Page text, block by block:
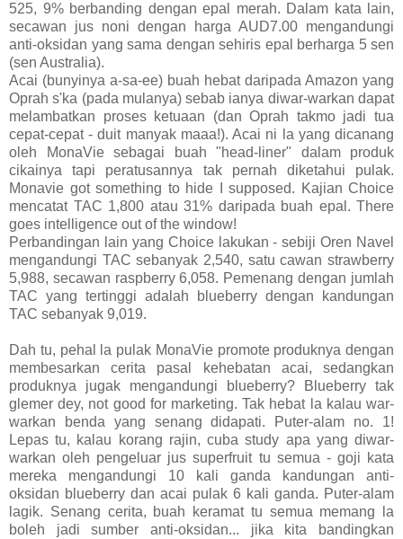
525, 9% berbanding dengan epal merah. Dalam kata lain,
secawan jus noni dengan harga AUD7.00 mengandungi
anti-oksidan yang sama dengan sehiris epal berharga 5 sen
(sen Australia).
Acai (bunyinya a-sa-ee) buah hebat daripada Amazon yang
Oprah s'ka (pada mulanya) sebab ianya diwar-warkan dapat
melambatkan proses ketuaan (dan Oprah takmo jadi tua
cepat-cepat - duit manyak maaa!). Acai ni la yang dicanang
oleh MonaVie sebagai buah "head-liner" dalam produk
cikainya tapi peratusannya tak pernah diketahui pulak.
Monavie got something to hide I supposed. Kajian Choice
mencatat TAC 1,800 atau 31% daripada buah epal. There
goes intelligence out of the window!
Perbandingan lain yang Choice lakukan - sebiji Oren Navel
mengandungi TAC sebanyak 2,540, satu cawan strawberry
5,988, secawan raspberry 6,058. Pemenang dengan jumlah
TAC yang tertinggi adalah blueberry dengan kandungan
TAC sebanyak 9,019.
Dah tu, pehal la pulak MonaVie promote produknya dengan
membesarkan cerita pasal kehebatan acai, sedangkan
produknya jugak mengandungi blueberry? Blueberry tak
glemer dey, not good for marketing. Tak hebat la kalau war-
warkan benda yang senang didapati. Puter-alam no. 1!
Lepas tu, kalau korang rajin, cuba study apa yang diwar-
warkan oleh pengeluar jus superfruit tu semua - goji kata
mereka mengandungi 10 kali ganda kandungan anti-
oksidan blueberry dan acai pulak 6 kali ganda. Puter-alam
lagik. Senang cerita, buah keramat tu semua memang la
boleh jadi sumber anti-oksidan... jika kita bandingkan